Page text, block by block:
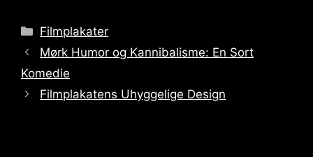
Categories
Filmplakater
Mørk Humor og Kannibalisme: En Sort
Komedie
Filmplakatens Uhyggelige Design